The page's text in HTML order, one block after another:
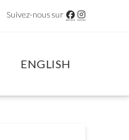
Suivez-nous sur
ENGLISH